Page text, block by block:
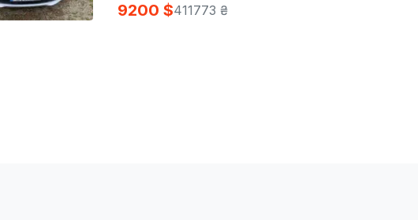
9200 $411773 ₴